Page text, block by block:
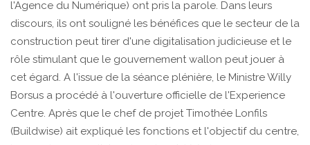
l'Agence du Numérique) ont pris la parole. Dans leurs
discours, ils ont souligné les bénéfices que le secteur de la
construction peut tirer d'une digitalisation judicieuse et le
rôle stimulant que le gouvernement wallon peut jouer à
cet égard. A l'issue de la séance plénière, le Ministre Willy
Borsus a procédé à l'ouverture officielle de l'Experience
Centre. Après que le chef de projet Timothée Lonfils
(Buildwise) ait expliqué les fonctions et l'objectif du centre,